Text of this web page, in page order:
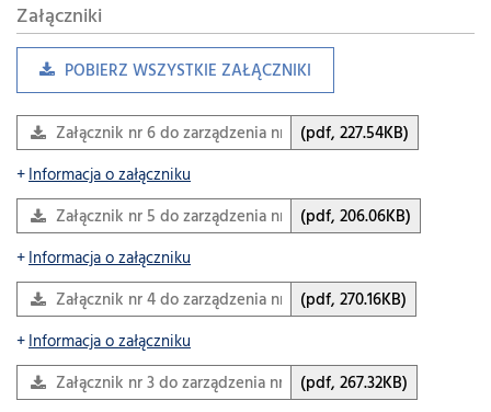
Załączniki
POBIERZ WSZYSTKIE ZAŁĄCZNIKI
Załącznik nr 6 do zarządzenia nr 19 z dnia 16 stycznia 2026…
(pdf, 227.54KB)
Informacja o załączniku
Załącznik nr 5 do zarządzenia nr 19 z dnia 16 stycznia 2026…
(pdf, 206.06KB)
Informacja o załączniku
Załącznik nr 4 do zarządzenia nr 19 z dnia 16 stycznia 2026…
(pdf, 270.16KB)
Informacja o załączniku
Załącznik nr 3 do zarządzenia nr 19 z dnia 16 stycznia 2026…
(pdf, 267.32KB)